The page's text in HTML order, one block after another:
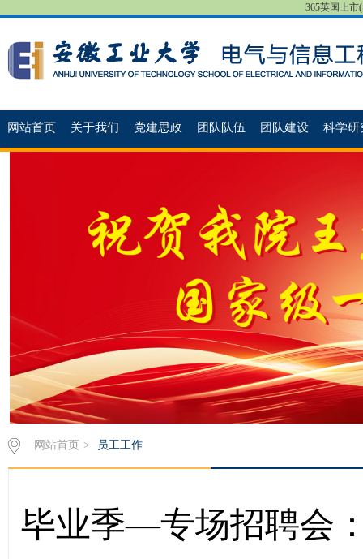
365英国上市
网站首页 关于我们 党建思政 团队队伍 团队建设 科学
网站首页 > 员工工作
毕业季—专场招聘会